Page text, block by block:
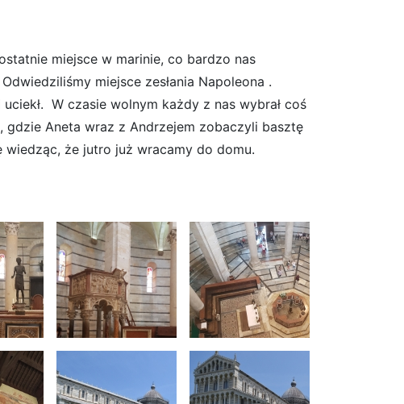
miejsce w marinie, co bardzo nas
miejsce zesłania Napoleona .
W czasie wolnym każdy z nas wybrał coś
gdzie Aneta wraz z Andrzejem zobaczyli basztę
wiedząc, że jutro już wracamy do domu.